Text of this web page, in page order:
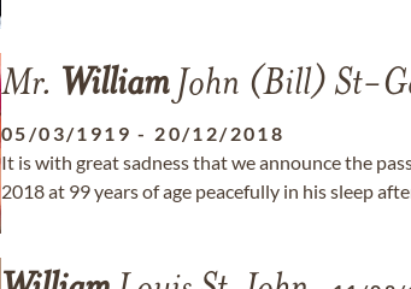
Mr. WilliamJohn (Bill) St-
05/03/1919 - 20/12/2018
It is with great sadness that we announce the
2018 at 99 years of age peacefully in his sleep